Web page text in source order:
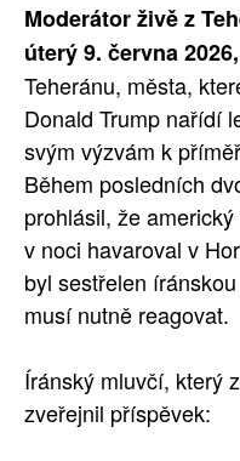
Moderátor živě z
úterý 9. června
Teheránu, města,
Donald Trump nařídí
svým výzvám k
Během posledních
prohlásil, že
v noci havaroval v
byl sestřelen
musí nutně reagovat.
Íránský mluvčí, který
zveřejnil příspěvek: